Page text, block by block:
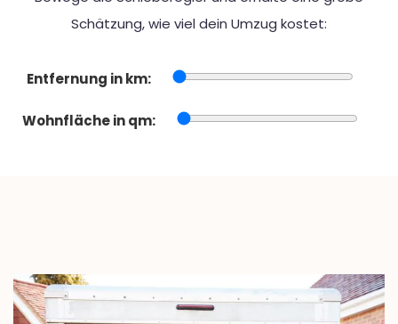
Schätzung, wie viel dein Umzug kostet:
Entfernung in km:
Wohnfläche in qm: